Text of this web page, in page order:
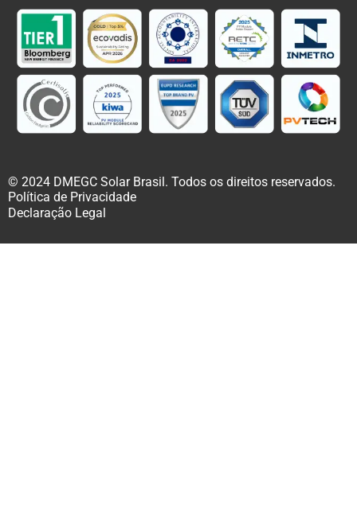
© 2024 DMEGC Solar Brasil. Todos os direitos reservados.
Política de Privacidade
Declaração Legal